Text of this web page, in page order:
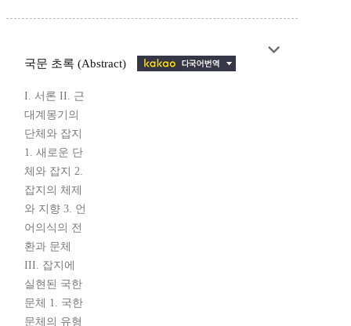
국문 초록 (Abstract)
I. 서론 II. 근
대계몽기의
단체와 잡지
1. 새로운 단
체와 잡지 2.
잡지의 체제
와 지향 3. 언
어의식의 전
환과 문체
III. 잡지에
실현된 국한
문체 1. 국한
문체의 유형